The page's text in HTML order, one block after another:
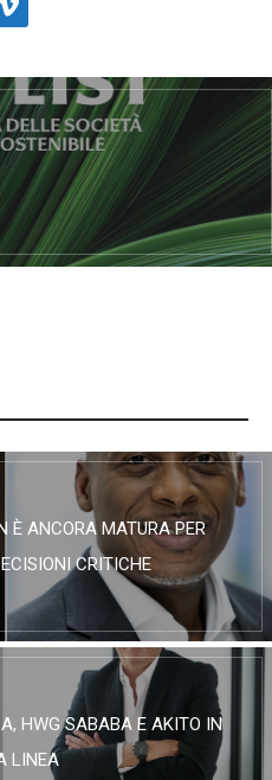
È ANCORA MATURA PER
CRITICHE
HWG SABABA E AKITO IN
LINEA